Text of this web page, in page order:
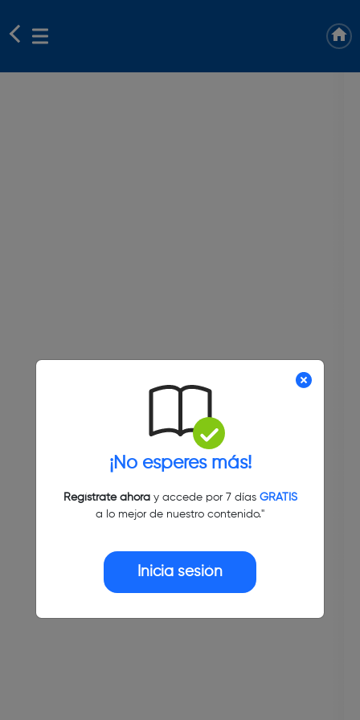
¡No esperes más!
Regístrate ahoray accede por 7 días GRATIS
a lo mejor de nuestro contenido."
Inicia sesión